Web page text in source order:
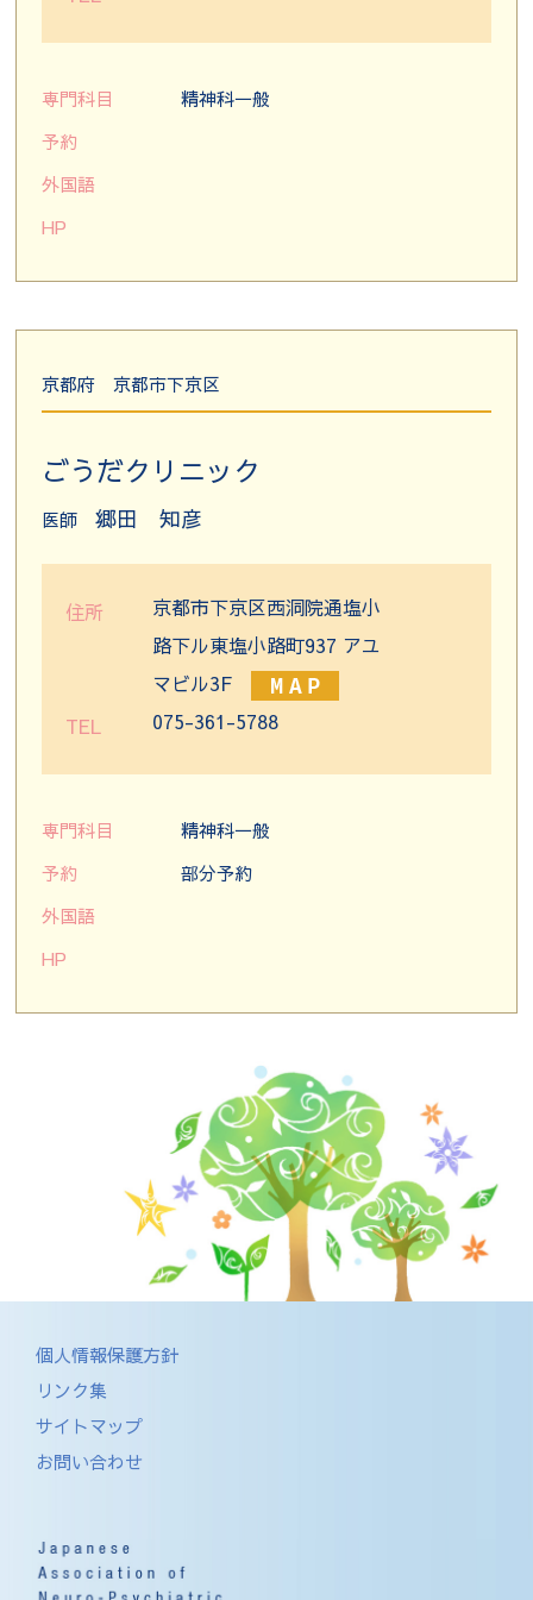
専門科目
精神科一般
予約
外国語
HP
京都府 京都市下京区
ごうだクリニック
医師郷田 知彦
住所
京都市下京区西洞院通塩小
路下ル東塩小路町937 アユ
マビル3F
TEL
075-361-5788
専門科目
精神科一般
予約
部分予約
外国語
HP
個人情報保護方針
リンク集
サイトマップ
お問い合わせ